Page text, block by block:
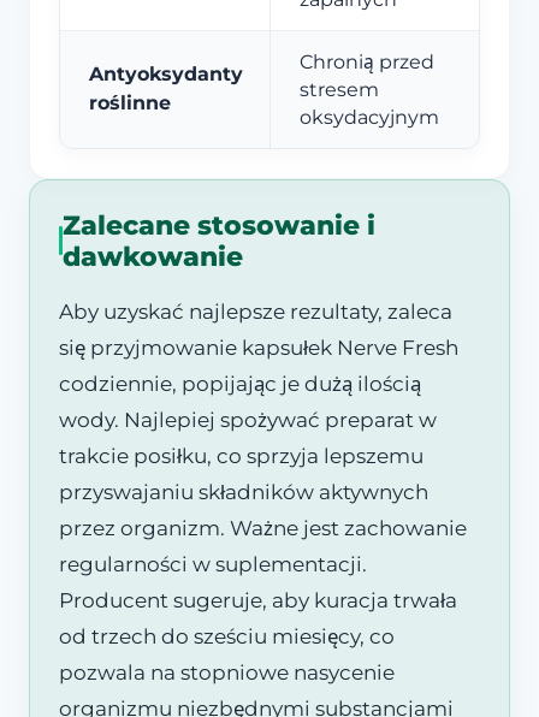
Antyoksydanty
roślinne
Chronią przed
stresem
oksydacyjnym
Zalecane stosowanie i
dawkowanie
Aby uzyskać najlepsze rezultaty, zaleca
się przyjmowanie kapsułek Nerve Fresh
codziennie, popijając je dużą ilością
wody. Najlepiej spożywać preparat w
trakcie posiłku, co sprzyja lepszemu
przyswajaniu składników aktywnych
przez organizm. Ważne jest zachowanie
regularności w suplementacji.
Producent sugeruje, aby kuracja trwała
od trzech do sześciu miesięcy, co
pozwala na stopniowe nasycenie
organizmu niezbędnymi substancjami